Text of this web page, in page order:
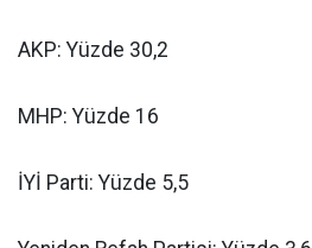
AKP: Yüzde 30,2
MHP: Yüzde 16
İYİ Parti: Yüzde 5,5